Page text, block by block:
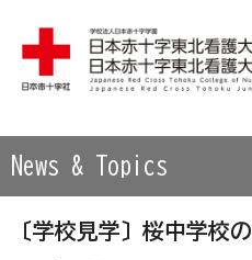
学校法人 日本赤十字学園 日
News & Topics
〔学校見学〕桜中学校